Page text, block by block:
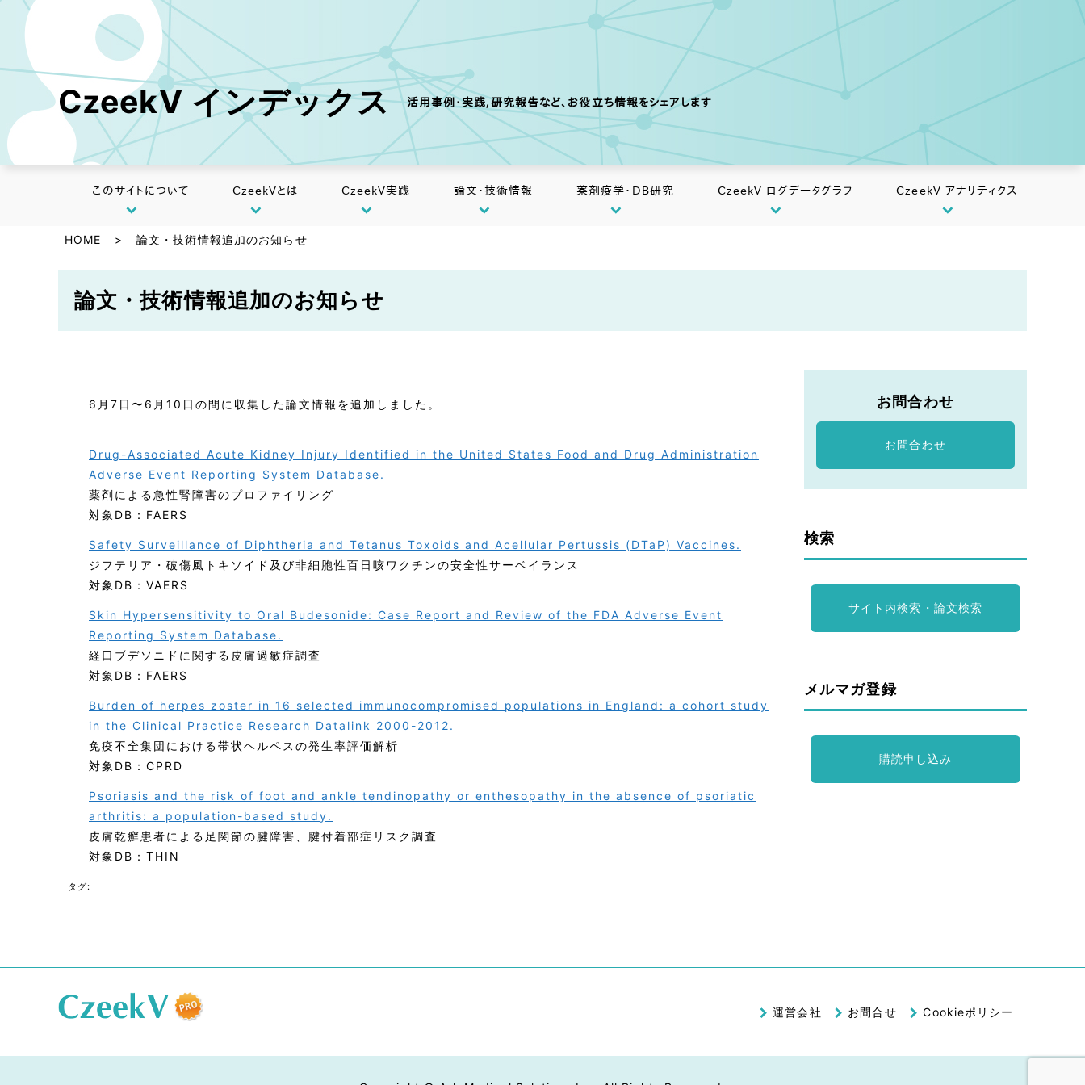
CzeekV インデックス 活用事例・実践,研究報告など、お役立ち情報をシェアします
このサイトについて CzeekVとは CzeekV実践 論文・技術情報 薬剤疫学・DB研究 CzeekV ログデータグラフ CzeekV アナリティクス
HOME > 論文・技術情報追加のお知らせ
論文・技術情報追加のお知らせ
6月7日〜6月10日の間に収集した論文情報を追加しました。
Drug-Associated Acute Kidney Injury Identified in the United States Food and Drug Administration
Adverse Event Reporting System Database.
薬剤による急性腎障害のプロファイリング
対象DB：FAERS
Safety Surveillance of Diphtheria and Tetanus Toxoids and Acellular Pertussis (DTaP) Vaccines.
ジフテリア・破傷風トキソイド及び非細胞性百日咳ワクチンの安全性サーベイランス
対象DB：VAERS
Skin Hypersensitivity to Oral Budesonide: Case Report and Review of the FDA Adverse Event
Reporting System Database.
経口ブデソニドに関する皮膚過敏症調査
対象DB：FAERS
Burden of herpes zoster in 16 selected immunocompromised populations in England: a cohort study
in the Clinical Practice Research Datalink 2000-2012.
免疫不全集団における帯状ヘルペスの発生率評価解析
対象DB：CPRD
Psoriasis and the risk of foot and ankle tendinopathy or enthesopathy in the absence of psoriatic
arthritis: a population-based study.
皮膚乾癬患者による足関節の腱障害、腱付着部症リスク調査
対象DB：THIN
タグ:
お問合わせ
お問合わせ
検索
サイト内検索・論文検索
メルマガ登録
購読申し込み
運営会社 お問合せ Cookieポリシー